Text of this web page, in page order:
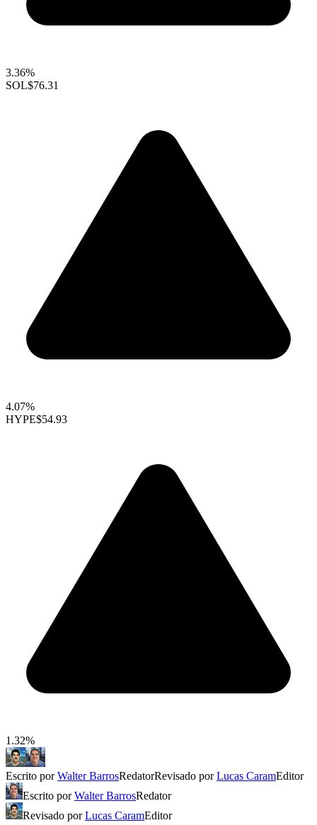
3.36%
SOL$76.31
4.07%
HYPE$54.93
1.32%
Escrito porWalter BarrosRedatorRevisado porLucas CaramEditor
Escrito porWalter BarrosRedator
Revisado porLucas CaramEditor